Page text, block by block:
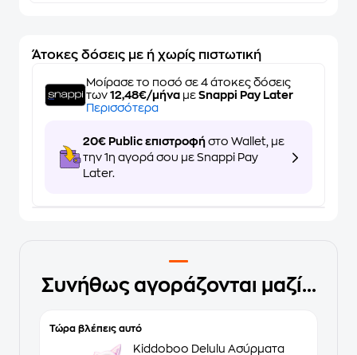
Άτοκες δόσεις με ή χωρίς πιστωτική
Μοίρασε το ποσό σε 4 άτοκες δόσεις
των 12,48€/μήνα με Snappi Pay Later
Περισσότερα
20€ Public επιστροφή στο Wallet, με
την 1η αγορά σου με Snappi Pay
Later.
Συνήθως αγοράζονται μαζί...
Τώρα βλέπεις αυτό
Kiddoboo Delulu Ασύρματα